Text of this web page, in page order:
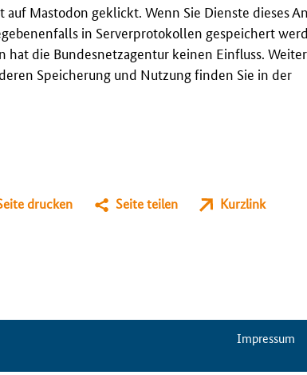
Mastodon geklickt. Wenn Sie Dienste dieses
in Serverprotokollen gespeichert
hat die Bundesnetzagentur keinen Einfluss.
Speicherung und Nutzung finden Sie in der
drucken Seite teilen Kurzlink
ServiceMenuImpressum